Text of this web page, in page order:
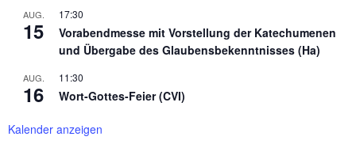
AUG.
15
17:30
Vorabendmesse mit Vorstellung der Katechumenen
und Übergabe des Glaubensbekenntnisses (Ha)
AUG.
16
11:30
Wort-Gottes-Feier (CVI)
Kalender anzeigen